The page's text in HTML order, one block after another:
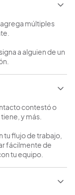
múltiples
a alguien de un
contestó o
y más.
tu flujo de trabajo,
fácilmente de
tu equipo.